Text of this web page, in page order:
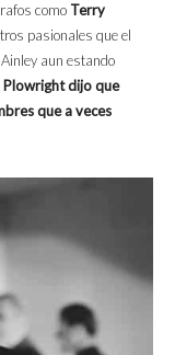
como Terry
pasionales que el
aun estando
Plowright dijo que
que a veces